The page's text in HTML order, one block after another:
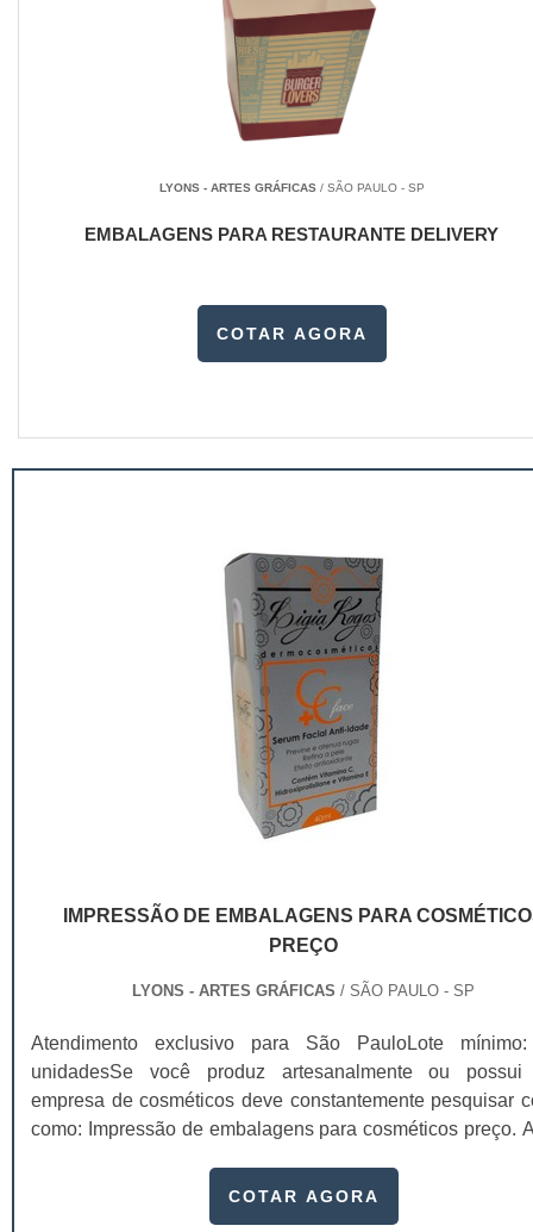
LYONS - ARTES GRÁFICAS/ SÃO PAULO - SP
EMBALAGENS PARA RESTAURANTE DELIVERY
COTAR AGORA
IMPRESSÃO DE EMBALAGENS PARA
PREÇO
LYONS - ARTES GRÁFICAS / SÃO PAULO - SP
Atendimento exclusivo para São PauloLote
unidadesSe você produz artesanalmente ou possui
empresa de cosméticos deve constantemente pesquisar
como: Impressão de embalagens para cosméticos preço.
quem está no ramo. Até porque, o mercado de
COTAR AGORA